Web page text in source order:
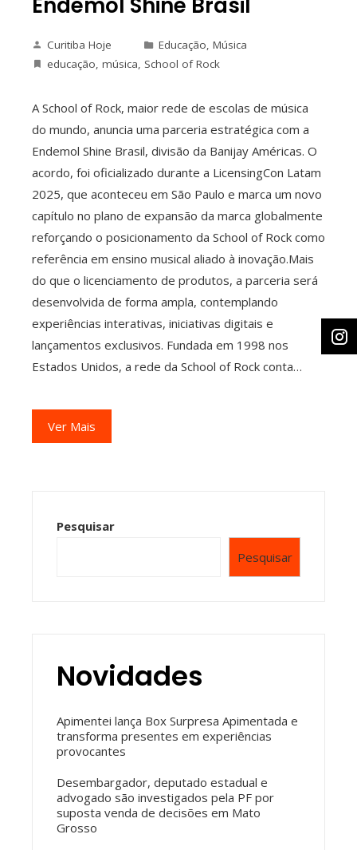
Curitiba Hoje Educação, Música
educação, música, School of Rock
A School of Rock, maior rede de escolas de música
do mundo, anuncia uma parceria estratégica com a
Endemol Shine Brasil, divisão da Banijay Américas. O
acordo, foi oficializado durante a LicensingCon Latam
2025, que aconteceu em São Paulo e marca um novo
capítulo no plano de expansão da marca globalmente
reforçando o posicionamento da School of Rock como
referência em ensino musical aliado à inovação.Mais
do que o licenciamento de produtos, a parceria será
desenvolvida de forma ampla, contemplando
experiências interativas, iniciativas digitais e
lançamentos exclusivos. Fundada em 1998 nos
Estados Unidos, a rede da School of Rock conta…
Ver Mais
Pesquisar
Pesquisar
Novidades
Apimentei lança Box Surpresa Apimentada e
transforma presentes em experiências
provocantes
Desembargador, deputado estadual e
advogado são investigados pela PF por
suposta venda de decisões em Mato
Grosso